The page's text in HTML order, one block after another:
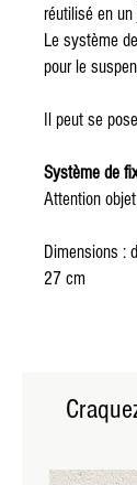
réutilisé en
Le système
pour le
Il peut se
Système de
Attention
Dimensions :
27 cm